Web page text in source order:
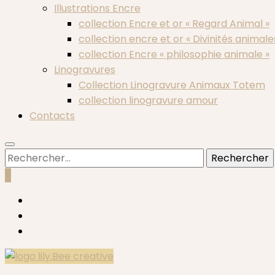
Illustrations Encre
collection Encre et or « Regard Animal »
collection encre et or « Divinités
collection Encre « philosophie animale »
Linogravures
Collection Linogravure Animaux Totem
collection linogravure amour
Contacts
Rechercher :